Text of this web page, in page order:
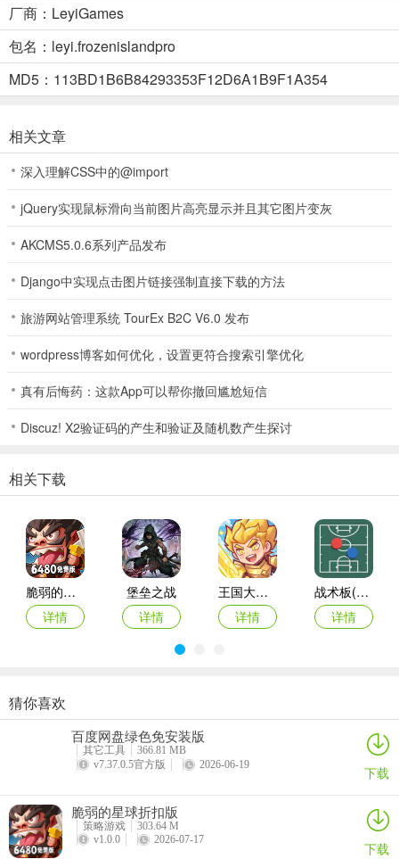
从身经百战的士兵，到机敏过人的侦察兵，再到天赋异禀的工程师
——集结各具特色的英雄，培养他们的能力，为他们配备强力装备，
统领你的队伍走向胜利。
4、抵御丧尸狂潮
型，抵挡那些从暴风雪中源源不断涌出的不死者。
5、缔结强大部落
与全球玩家携手，组建牢不可破的联盟。共享资源，协同进攻，在实
时进行的史诗级PvP战争中守护盟友的领土。
寒境庇护所官方版新手攻略
角"skip"跳过。
2、我们还会不定时遭遇事件，不同的选择结果也不同。
厂商：LeyiGames
包名：leyi.frozenislandpro
MD5：113BD1B6B84293353F12D6A1B9F1A354
相关文章
深入理解CSS中的@import
jQuery实现鼠标滑向当前图片高亮显示并且其它图片变灰
AKCMS5.0.6系列产品发布
Django中实现点击图片链接强制直接下载的方法
旅游网站管理系统 TourEx B2C V6.0 发布
wordpress博客如何优化，设置更符合搜索引擎优化
真有后悔药：这款App可以帮你撤回尴尬短信
Discuz! X2验证码的产生和验证及随机数产生探讨
相关下载
脆弱的星球折扣版
详情
堡垒之战
详情
王国大作战前线
详情
战术板(体育战术工具)
详情
指尖像素城
黑侠联盟
详情
最后庇护所瘟疫
御兽岛
猜你喜欢
百度网盘绿色免安装版
其它工具
366.81 MB
v7.37.0.5官方版
2026-06-19 下载
脆弱的星球折扣版
策略游戏
303.64 M
v1.0.0
2026-07-17 下载